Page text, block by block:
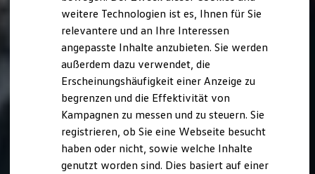
Software und Konnektivität
Die ID. Software 6
ID. Software Versionen und Updates
Digitale Extras
Schnittstellen zu Ihrem ID.
Marke und Erlebnis
Volkswagen R und R Experience
R-Modelle
R Experience
Driving Experience
Volkswagen entdecken
Werkbesichtigung
weitere Technologien ist es, Ihnen für Sie
relevantere und an Ihre Interessen
angepasste Inhalte anzubieten. Sie werden
außerdem dazu verwendet, die
Erscheinungshäufigkeit einer Anzeige zu
begrenzen und die Effektivität von
Kampagnen zu messen und zu steuern. Sie
registrieren, ob Sie eine Webseite besucht
haben oder nicht, sowie welche Inhalte
genutzt worden sind. Dies basiert auf einer